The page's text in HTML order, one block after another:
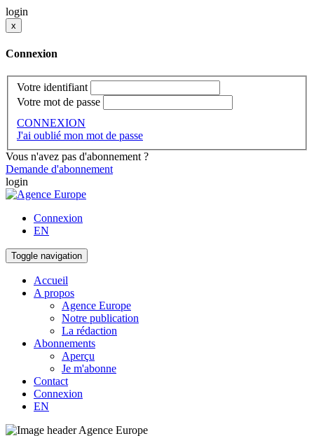
login
x
Connexion
Votre identifiant
Votre mot de passe
CONNEXION
J'ai oublié mon mot de passe
Vous n'avez pas d'abonnement ?
Demande d'abonnement
login
Connexion
EN
Toggle navigation
Accueil
A propos
Agence Europe
Notre publication
La rédaction
Abonnements
Aperçu
Je m'abonne
Contact
Connexion
EN